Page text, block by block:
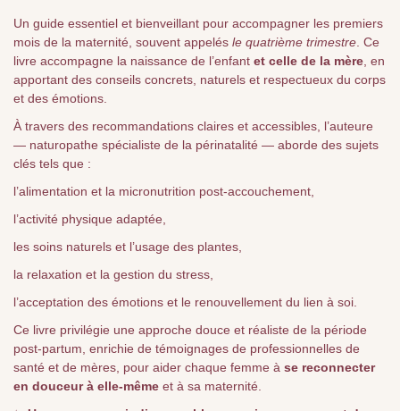
Un guide essentiel et bienveillant pour accompagner les premiers
mois de la maternité, souvent appelés le quatrième trimestre . Ce
livre accompagne la naissance de l’enfant et celle de la mère , en
apportant des conseils concrets, naturels et respectueux du corps
et des émotions.
À travers des recommandations claires et accessibles, l’auteure
— naturopathe spécialiste de la périnatalité — aborde des sujets
clés tels que :
l’alimentation et la micronutrition post-accouchement,
l’activité physique adaptée,
les soins naturels et l’usage des plantes,
la relaxation et la gestion du stress,
l’acceptation des émotions et le renouvellement du lien à soi.
Ce livre privilégie une approche douce et réaliste de la période
post-partum, enrichie de témoignages de professionnelles de
santé et de mères, pour aider chaque femme à se reconnecter
en douceur à elle-même et à sa maternité.